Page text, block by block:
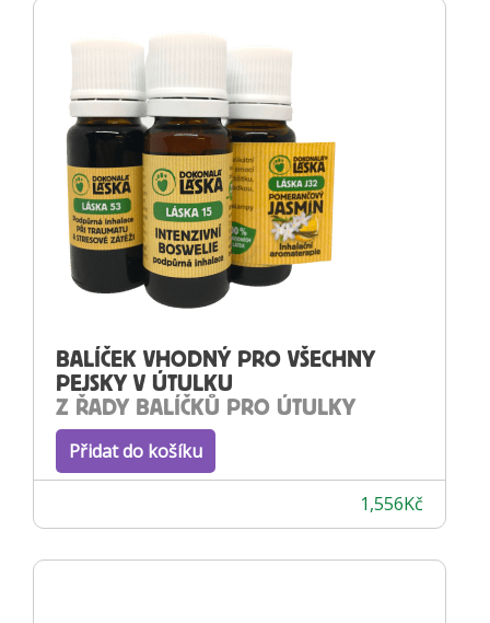
BALÍČEK VHODNÝ PRO VŠECHNY
PEJSKY V ÚTULKU
Z ŘADY BALÍČKŮ PRO ÚTULKY
Přidat do košíku
1,556Kč